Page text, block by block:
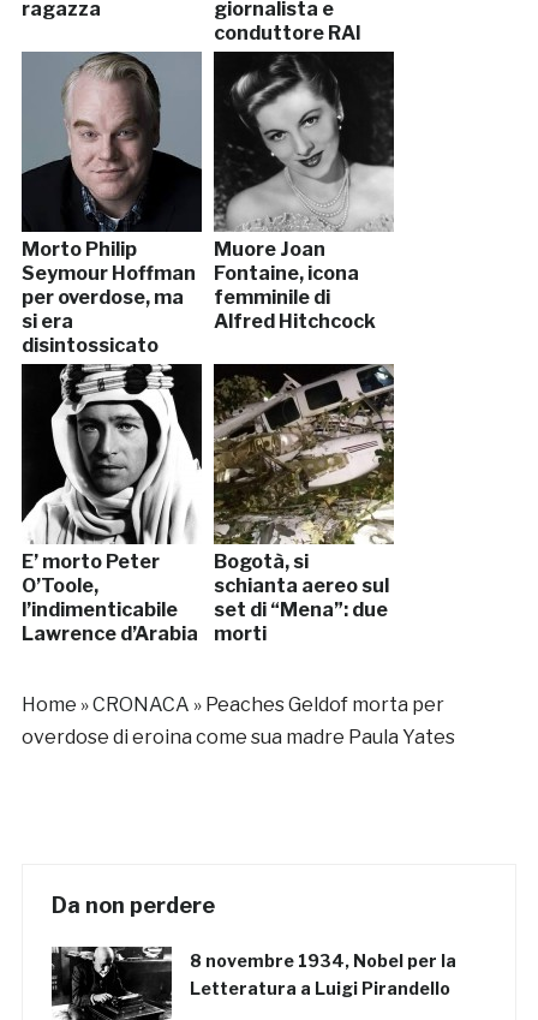
ragazza
giornalista e
conduttore RAI
Morto Philip
Seymour Hoffman
per overdose, ma
si era
disintossicato
Muore Joan
Fontaine, icona
femminile di
Alfred Hitchcock
E’ morto Peter
O’Toole,
l’indimenticabile
Lawrence d’Arabia
Bogotà, si
schianta aereo sul
set di “Mena”: due
morti
Home »CRONACA » Peaches Geldof morta per
overdose di eroina come sua madre Paula Yates
Da non perdere
8 novembre 1934, Nobel per la
Letteratura a Luigi Pirandello